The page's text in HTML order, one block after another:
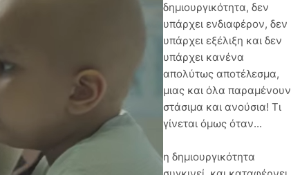
δημιουργικότητα, δεν
υπάρχει ενδιαφέρον, δεν
υπάρχει εξέλιξη και δεν
υπάρχει κανένα
απολύτως αποτέλεσμα,
μιας και όλα παραμένουν
στάσιμα και ανούσια! Τι
γίνεται όμως όταν...
η δημιουργικότητα